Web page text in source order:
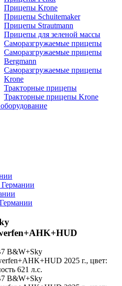
Прицепы Krone
Прицепы Schuitemaker
Прицепы Strautmann
Прицепы для зеленой массы
Саморазгружаемые прицепы
Саморазгружаемые прицепы
Bergmann
Саморазгружаемые прицепы
Krone
Тракторные прицепы
Тракторные прицепы Krone